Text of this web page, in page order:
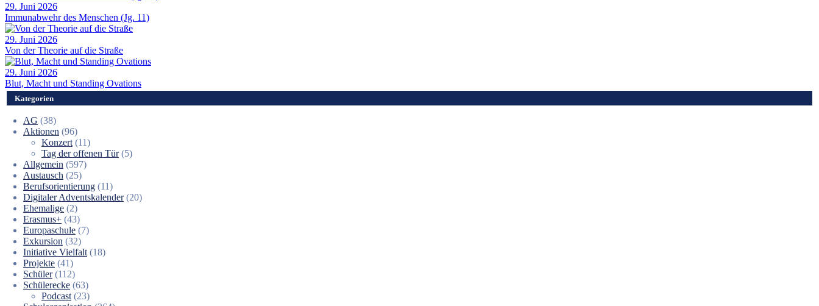
29. Juni 2026
Immunabwehr des Menschen (Jg. 11)
29. Juni 2026
Von der Theorie auf die Straße
29. Juni 2026
Blut, Macht und Standing Ovations
Kategorien
AG (38)
Aktionen (96)
Konzert (11)
Tag der offenen Tür(5)
Allgemein (597)
Austausch (25)
Berufsorientierung (11)
Digitaler Adventskalender(20)
Ehemalige (2)
Erasmus+ (43)
Europaschule (7)
Exkursion (32)
Initiative Vielfalt (18)
Projekte (41)
Schüler(112)
Schülerecke (63)
Podcast (23)